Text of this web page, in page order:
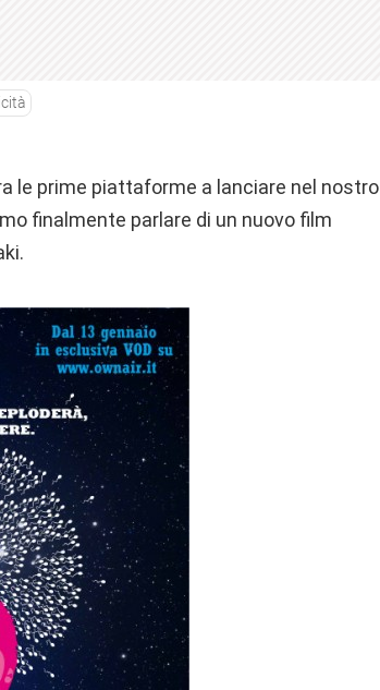
le prime piattaforme a lanciare nel nostro
finalmente parlare di un nuovo film